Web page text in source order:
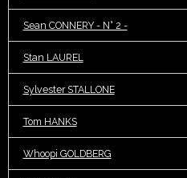
Sean CONNERY - N° 2 -
Stan LAUREL
Sylvester STALLONE
Tom HANKS
Whoopi GOLDBERG